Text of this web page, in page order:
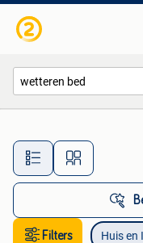
Filters Huis en